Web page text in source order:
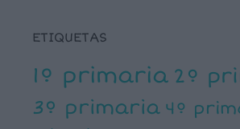
ETIQUETAS
1º primaria 2º
3º primaria 4º